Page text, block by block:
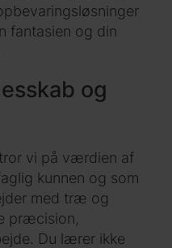
fantasien og din
og
vi på værdien af
kunnen og som
med træ og
præcision,
Du lærer ikke